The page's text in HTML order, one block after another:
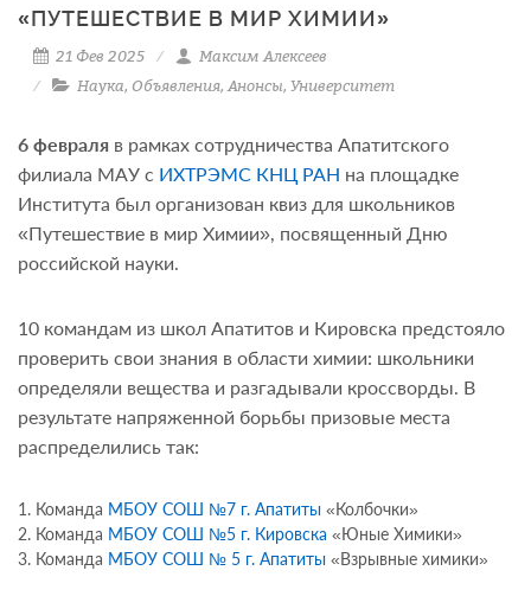
«ПУТЕШЕСТВИЕ В МИР ХИМИИ»
21 Фев 2025
Максим Алексеев
Наука, Объявления, Анонсы, Университет
6 февраля в рамках сотрудничества Апатитского
филиала МАУ с ИХТРЭМС КНЦ РАН на площадке
Института был организован квиз для школьников
«Путешествие в мир Химии», посвященный Дню
российской науки.
10 командам из школ Апатитов и Кировска предстояло
проверить свои знания в области химии: школьники
определяли вещества и разгадывали кроссворды. В
результате напряженной борьбы призовые места
распределились так:
Команда МБОУ СОШ №7 г. Апатиты «Колбочки»
Команда МБОУ СОШ №5 г. Кировска «Юные Химики»
Команда МБОУ СОШ № 5 г. Апатиты «Взрывные химики»